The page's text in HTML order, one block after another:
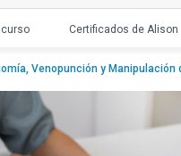
Certificados de Alison
Venopunción y Manipulación de